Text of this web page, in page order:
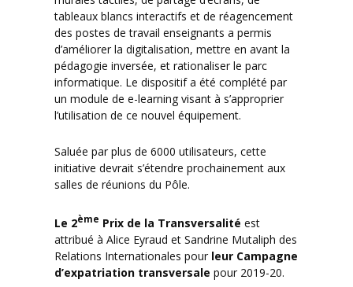
tableaux blancs interactifs et de réagencement
des postes de travail enseignants a permis
d’améliorer la digitalisation, mettre en avant la
pédagogie inversée, et rationaliser le parc
informatique. Le dispositif a été complété par
un module de e-learning visant à s’approprier
l’utilisation de ce nouvel équipement.
Saluée par plus de 6000 utilisateurs, cette
initiative devrait s’étendre prochainement aux
salles de réunions du Pôle.
Le 2ème Prix de la Transversalité est
attribué à Alice Eyraud et Sandrine Mutaliph des
Relations Internationales pour leur Campagne
d’expatriation transversale pour 2019-20.